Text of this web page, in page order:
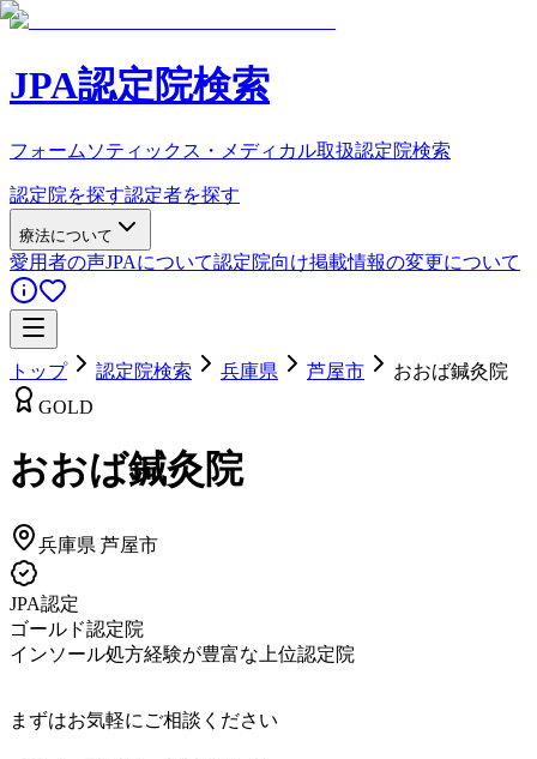
JPA認定院検索
フォームソティックス・メディカル取扱認定院検索
認定院を探す認定者を探す
療法について
愛用者の声JPAについて認定院向け掲載情報の変更について
トップ 認定院検索 兵庫県 芦屋市
おおば鍼灸院
GOLD
おおば鍼灸院
兵庫県 芦屋市
JPA認定
ゴールド認定院
インソール処方経験が豊富な上位認定院
まずはお気軽にご相談ください